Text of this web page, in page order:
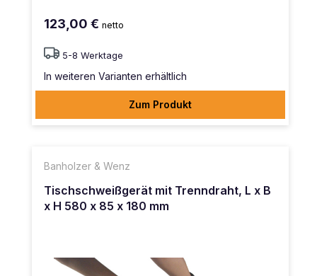
123,00 € netto
5-8 Werktage
In weiteren Varianten erhältlich
Zum Produkt
Banholzer & Wenz
Tischschweißgerät mit Trenndraht, L x B
x H 580 x 85 x 180 mm